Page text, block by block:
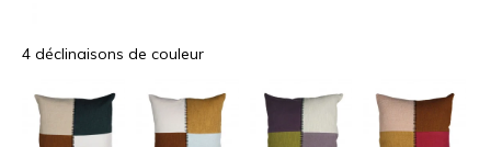
4 déclinaisons de couleur